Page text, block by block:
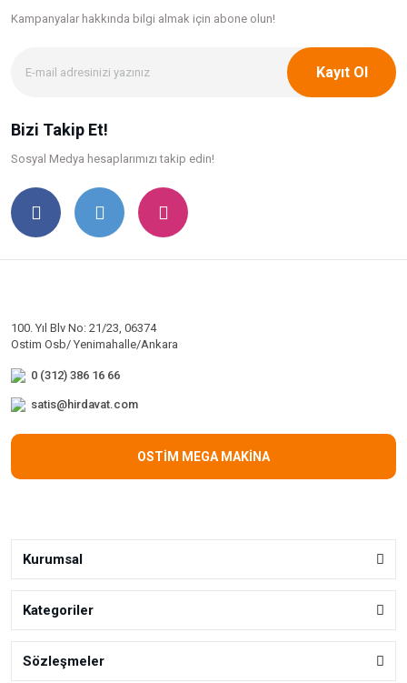
Kampanyalar hakkında bilgi almak için abone olun!
Kayıt Ol
Bizi Takip Et!
Sosyal Medya hesaplarımızı takip edin!
100. Yıl Blv No: 21/23, 06374
Ostim Osb/ Yenimahalle/Ankara
0 (312) 386 16 66
satis@hirdavat.com
OSTİM MEGA MAKİNA
Kurumsal
Kategoriler
Sözleşmeler